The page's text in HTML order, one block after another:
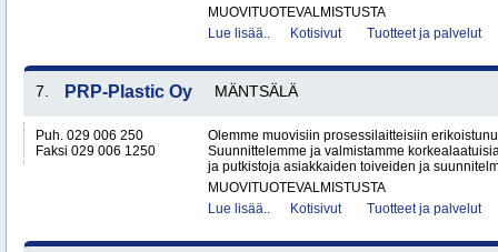
MUOVITUOTEVALMISTUSTA
Lue lisää..
Kotisivut Tuotteet ja palvelut
7. PRP-Plastic Oy MÄNTSÄLÄ
Puh. 029 006 250
Faksi 029 006 1250
Olemme muovisiin prosessilaitteisiin
Suunnittelemme ja valmistamme
ja putkistoja asiakkaiden toiveiden ja
MUOVITUOTEVALMISTUSTA
Lue lisää..
Kotisivut Tuotteet ja palvelut